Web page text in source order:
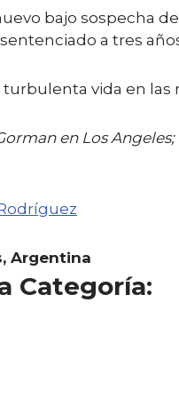
bajo sospecha
a tres
vida en las
en Los
Argentina
Categoría: